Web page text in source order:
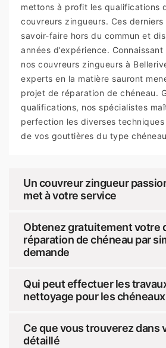
mettons à profit les qualifications
couvreurs zingueurs. Ces derniers
savoir-faire hors du commun et
années d’expérience.
nos couvreurs zingueurs à
experts en la matière sauront
projet de réparation de chéneau.
qualifications, nos spécialistes
perfection les diverses
de vos gouttières du type
Un couvreur zingueur
met à votre service
Obtenez gratuitement votre
réparation de chéneau par
demande
Qui peut effectuer les
nettoyage pour les
Ce que vous trouverez dans
détaillé